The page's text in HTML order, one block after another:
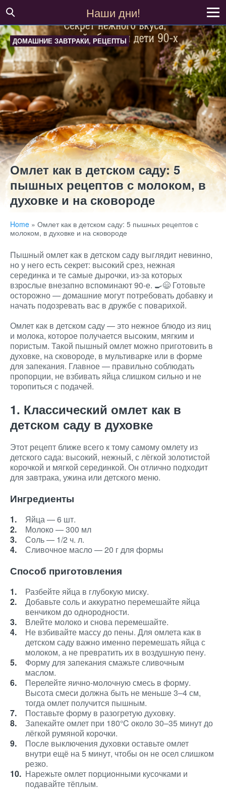
Наши дни!
ДОМАШНИЕ ЗАВТРАКИ, РЕЦЕПТЫ
Омлет как в детском саду: 5
пышных рецептов с молоком, в
духовке и на сковороде
Home » Омлет как в детском саду: 5 пышных рецептов с
молоком, в духовке и на сковороде
Пышный омлет как в детском саду выглядит невинно,
но у него есть секрет: высокий срез, нежная
серединка и те самые дырочки, из-за которых
взрослые внезапно вспоминают 90-е. 🍳😄 Готовьте
осторожно — домашние могут потребовать добавку и
начать подозревать вас в дружбе с поварихой.
Омлет как в детском саду — это нежное блюдо из яиц
и молока, которое получается высоким, мягким и
пористым. Такой пышный омлет можно приготовить в
духовке, на сковороде, в мультиварке или в форме
для запекания. Главное — правильно соблюдать
пропорции, не взбивать яйца слишком сильно и не
торопиться с подачей.
1. Классический омлет как в
детском саду в духовке
Этот рецепт ближе всего к тому самому омлету из
детского сада: высокий, нежный, с лёгкой золотистой
корочкой и мягкой серединкой. Он отлично подходит
для завтрака, ужина или детского меню.
Ингредиенты
Яйца — 6 шт.
Молоко — 300 мл
Соль — 1/2 ч. л.
Сливочное масло — 20 г для формы
Способ приготовления
Разбейте яйца в глубокую миску.
Добавьте соль и аккуратно перемешайте яйца
венчиком до однородности.
Влейте молоко и снова перемешайте.
Не взбивайте массу до пены. Для омлета как в
детском саду важно именно перемешать яйца с
молоком, а не превратить их в воздушную пену.
Форму для запекания смажьте сливочным
маслом.
Перелейте яично-молочную смесь в форму.
Высота смеси должна быть не меньше 3–4 см,
тогда омлет получится пышным.
Поставьте форму в разогретую духовку.
Запекайте омлет при 180°C около 30–35 минут до
лёгкой румяной корочки.
После выключения духовки оставьте омлет
внутри ещё на 5 минут, чтобы он не осел слишком
резко.
Нарежьте омлет порционными кусочками и
подавайте тёплым.